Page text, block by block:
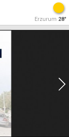
Erzurum 28°